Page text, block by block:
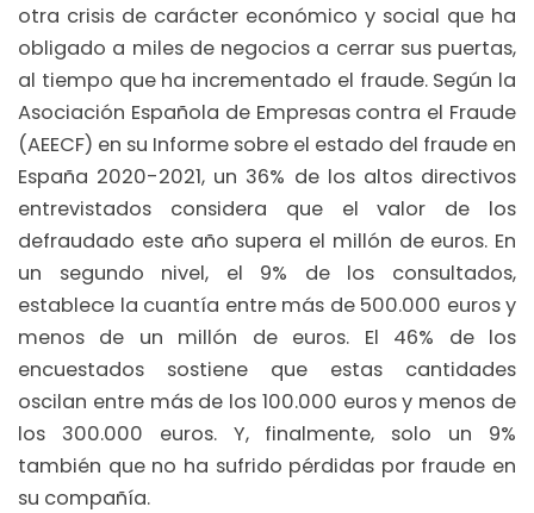
otra crisis de carácter económico y social que ha
obligado a miles de negocios a cerrar sus puertas,
al tiempo que ha incrementado el fraude. Según la
Asociación Española de Empresas contra el Fraude
(AEECF) en su Informe sobre el estado del fraude en
España 2020-2021, un 36% de los altos directivos
entrevistados considera que el valor de los
defraudado este año supera el millón de euros. En
un segundo nivel, el 9% de los consultados,
establece la cuantía entre más de 500.000 euros y
menos de un millón de euros. El 46% de los
encuestados sostiene que estas cantidades
oscilan entre más de los 100.000 euros y menos de
los 300.000 euros. Y, finalmente, solo un 9%
también que no ha sufrido pérdidas por fraude en
su compañía.